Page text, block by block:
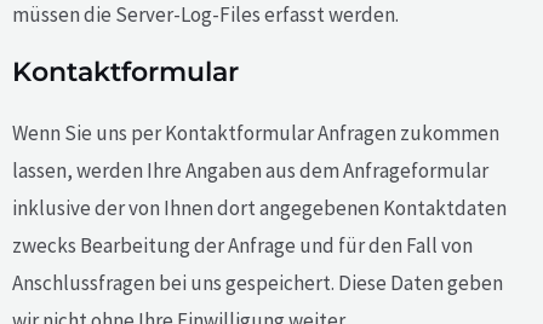
müssen die Server-Log-Files erfasst werden.
Kontaktformular
Wenn Sie uns per Kontaktformular Anfragen zukommen
lassen, werden Ihre Angaben aus dem Anfrageformular
inklusive der von Ihnen dort angegebenen Kontaktdaten
zwecks Bearbeitung der Anfrage und für den Fall von
Anschlussfragen bei uns gespeichert. Diese Daten geben